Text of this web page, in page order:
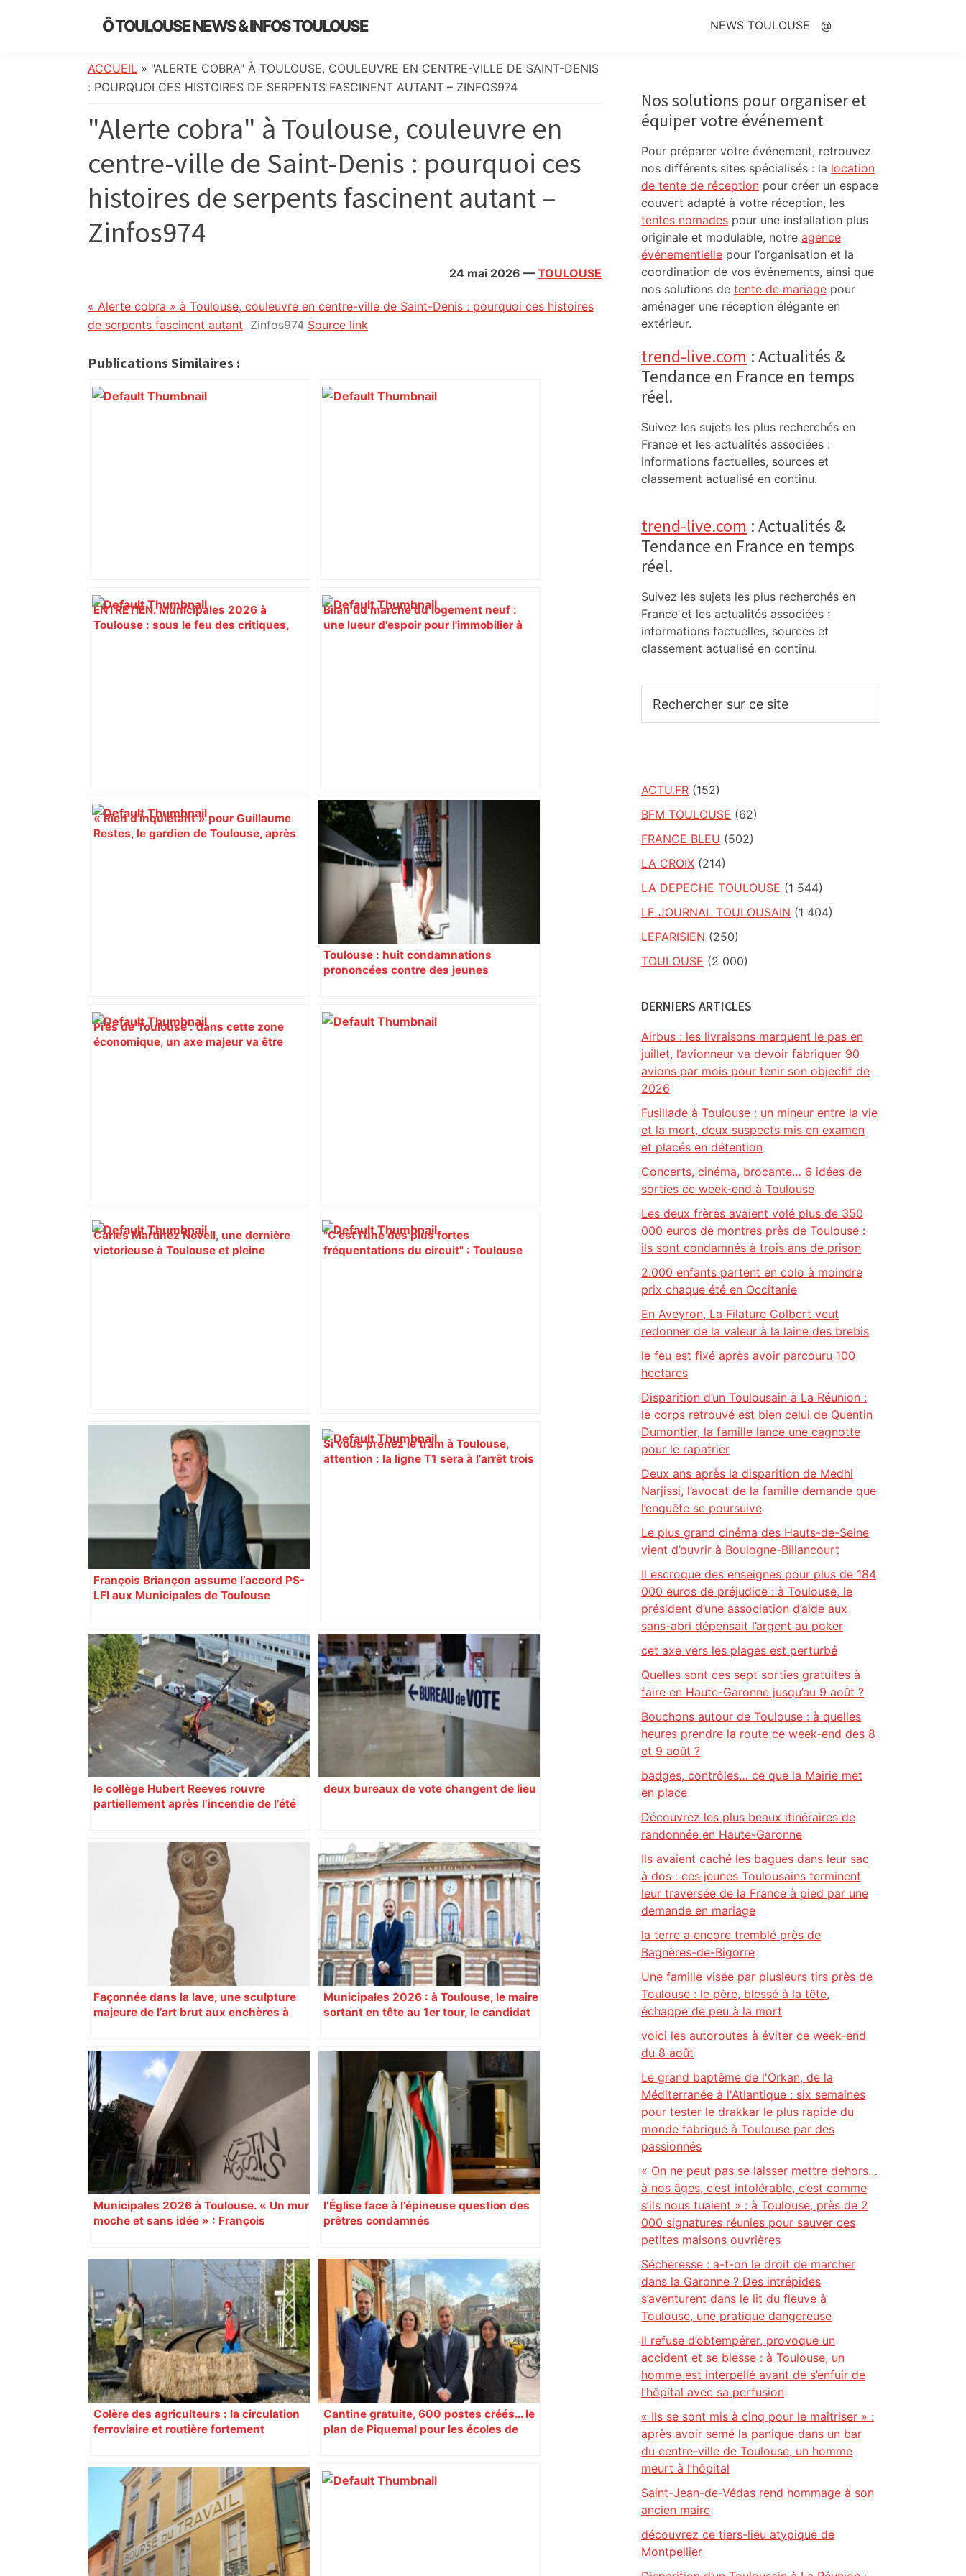
Ô TOULOUSE NEWS & INFOS TOULOUSE
de
l’actualité
:
info
locale,
société,
culture,
politique,
météo,
initiatives
citoyennes
NEWS TOULOUSE @
ACCUEIL » "ALERTE COBRA" À TOULOUSE, COULEUVRE EN CENTRE-VILLE DE SAINT-DENIS
: POURQUOI CES HISTOIRES DE SERPENTS FASCINENT AUTANT – ZINFOS974
"Alerte cobra" à Toulouse, couleuvre en
centre-ville de Saint-Denis : pourquoi ces
histoires de serpents fascinent autant –
Zinfos974
24 mai 2026 — TOULOUSE
« Alerte cobra » à Toulouse, couleuvre en centre-ville de Saint-Denis : pourquoi ces histoires
de serpents fascinent autant Zinfos974 Source link
Publications Similaires :
ENTRETIEN. Municipales 2026 à
Toulouse : sous le feu des critiques,
Bilan du marché du logement neuf :
une lueur d'espoir pour l'immobilier à
« Rien d'inquiétant » pour Guillaume
Restes, le gardien de Toulouse, après
Après la fusion avec la liste PS
Toulouse, le candidat LFI salue "une
dynamique qui nous oblige à la
responsabilité" – Franceinfo
Près de Toulouse : dans cette zone
économique, un axe majeur va être
Toulouse : huit condamnations
prononcées contre des jeunes
Carles Martinez Novell, une dernière
victorieuse à Toulouse et pleine
"C’est l’une des plus fortes
fréquentations du circuit" : Toulouse
Alliance PS/LFI à Toulouse : Marc
Sztulman claque la porte – RMC
Si vous prenez le tram à Toulouse,
attention : la ligne T1 sera à l’arrêt trois
François Briançon assume l’accord PS-
LFI aux Municipales de Toulouse
Actus et critiques culturelles en France
et dans le monde – Télérama
le collège Hubert Reeves rouvre
partiellement après l’incendie de l’été
deux bureaux de vote changent de lieu
Façonnée dans la lave, une sculpture
majeure de l’art brut aux enchères à
Municipales 2026 : à Toulouse, le maire
sortant en tête au 1er tour, le candidat
Municipales 2026 à Toulouse. « Un mur
moche et sans idée » : François
Augustins
l’Église face à l’épineuse question des
prêtres condamnés
Colère des agriculteurs : la circulation
ferroviaire et routière fortement
Cantine gratuite, 600 postes créés… le
plan de Piquemal pour les écoles de
Sidebar
Nos solutions pour organiser et
équiper votre événement
Pour préparer votre événement, retrouvez
nos différents sites spécialisés : la location
de tente de réception pour créer un espace
couvert adapté à votre réception, les
tentes nomades pour une installation plus
originale et modulable, notre agence
événementielle pour l’organisation et la
coordination de vos événements, ainsi que
nos solutions de tente de mariage pour
aménager une réception élégante en
extérieur.
trend-live.com : Actualités &
Tendance en France en temps
réel.
Suivez les sujets les plus recherchés en
France et les actualités associées :
informations factuelles, sources et
classement actualisé en continu.
trend-live.com : Actualités &
Tendance en France en temps
réel.
Suivez les sujets les plus recherchés en
France et les actualités associées :
informations factuelles, sources et
classement actualisé en continu.
sur
ACTU.FR (152)
BFM TOULOUSE (62)
FRANCE BLEU (502)
LA CROIX (214)
LA DEPECHE TOULOUSE (1 544)
LE JOURNAL TOULOUSAIN (1 404)
LEPARISIEN (250)
TOULOUSE (2 000)
DERNIERS ARTICLES
Airbus : les livraisons marquent le pas en
juillet, l’avionneur va devoir fabriquer 90
avions par mois pour tenir son objectif de
2026
Fusillade à Toulouse : un mineur entre la vie
et la mort, deux suspects mis en examen
et placés en détention
Concerts, cinéma, brocante… 6 idées de
sorties ce week-end à Toulouse
Les deux frères avaient volé plus de 350
000 euros de montres près de Toulouse :
ils sont condamnés à trois ans de prison
2.000 enfants partent en colo à moindre
prix chaque été en Occitanie
En Aveyron, La Filature Colbert veut
redonner de la valeur à la laine des brebis
le feu est fixé après avoir parcouru 100
hectares
Disparition d’un Toulousain à La Réunion :
le corps retrouvé est bien celui de Quentin
Dumontier, la famille lance une cagnotte
pour le rapatrier
Deux ans après la disparition de Medhi
Narjissi, l’avocat de la famille demande que
l’enquête se poursuive
Le plus grand cinéma des Hauts-de-Seine
vient d’ouvrir à Boulogne-Billancourt
Il escroque des enseignes pour plus de 184
000 euros de préjudice : à Toulouse, le
président d’une association d’aide aux
sans-abri dépensait l’argent au poker
cet axe vers les plages est perturbé
Quelles sont ces sept sorties gratuites à
faire en Haute-Garonne jusqu’au 9 août ?
Bouchons autour de Toulouse : à quelles
heures prendre la route ce week-end des 8
et 9 août ?
badges, contrôles… ce que la Mairie met
en place
Découvrez les plus beaux itinéraires de
randonnée en Haute-Garonne
Ils avaient caché les bagues dans leur sac
à dos : ces jeunes Toulousains terminent
leur traversée de la France à pied par une
demande en mariage
la terre a encore tremblé près de
Bagnères-de-Bigorre
Une famille visée par plusieurs tirs près de
Toulouse : le père, blessé à la tête,
échappe de peu à la mort
voici les autoroutes à éviter ce week-end
du 8 août
Le grand baptême de l'Orkan, de la
Méditerranée à l'Atlantique : six semaines
pour tester le drakkar le plus rapide du
monde fabriqué à Toulouse par des
passionnés
« On ne peut pas se laisser mettre dehors…
à nos âges, c’est intolérable, c’est comme
s’ils nous tuaient » : à Toulouse, près de 2
000 signatures réunies pour sauver ces
petites maisons ouvrières
Sécheresse : a-t-on le droit de marcher
dans la Garonne ? Des intrépides
s’aventurent dans le lit du fleuve à
Toulouse, une pratique dangereuse
Il refuse d’obtempérer, provoque un
accident et se blesse : à Toulouse, un
homme est interpellé avant de s’enfuir de
l’hôpital avec sa perfusion
« Ils se sont mis à cinq pour le maîtriser » :
après avoir semé la panique dans un bar
du centre-ville de Toulouse, un homme
meurt à l’hôpital
Saint-Jean-de-Védas rend hommage à son
ancien maire
découvrez ce tiers-lieu atypique de
Montpellier